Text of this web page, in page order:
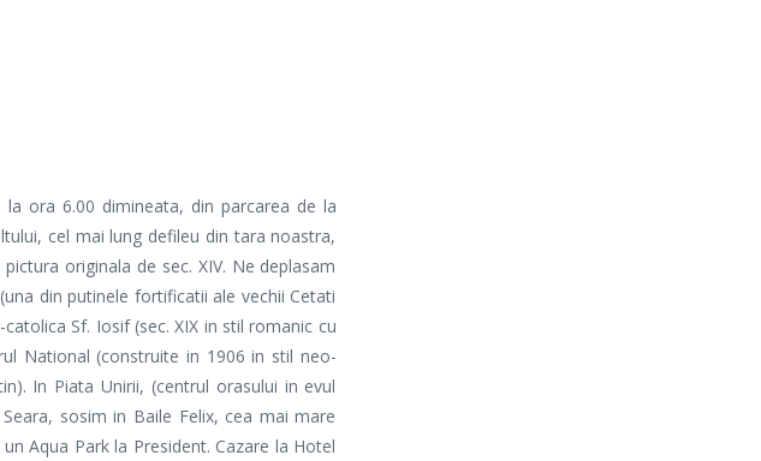
la ora 6.00 dimineata, din parcarea de la
cel mai lung defileu din tara noastra,
originala de sec. XIV. Ne deplasam
din putinele fortificatii ale vechii Cetati
Sf. Iosif (sec. XIX in stil romanic cu
National (construite in 1906 in stil neo-
In Piata Unirii, (centrul orasului in evul
sosim in Baile Felix, cea mai mare
Aqua Park la President. Cazare la Hotel